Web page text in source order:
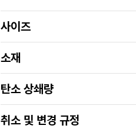
사이즈
소재
탄소 상쇄량
취소 및 변경 규정